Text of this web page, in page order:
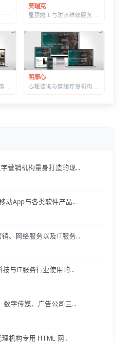
莫瑞克
明康心
营销机构量身打造的现...
动App与各类软件产品...
、网络服务以及IT服务...
与IT服务行业使用的...
数字传媒、广告公司三...
机构专用 HTML 网...